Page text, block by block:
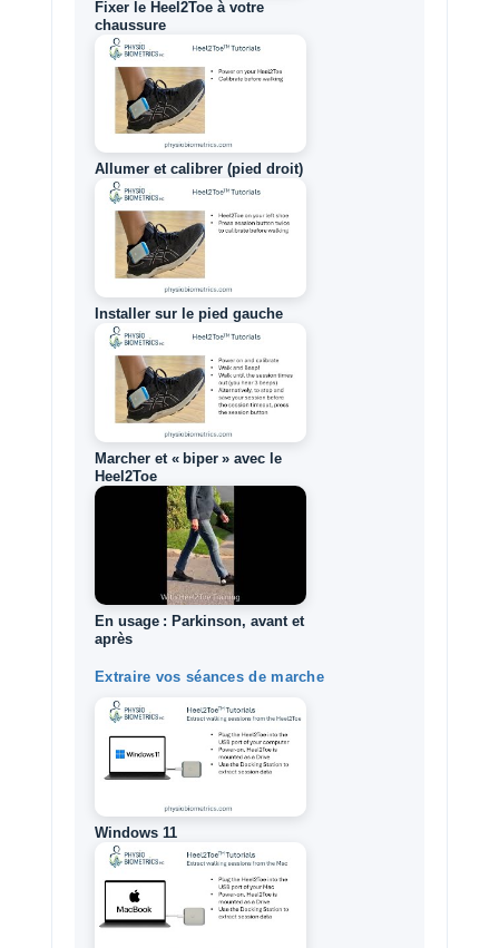
Fixer le Heel2Toe à votre
chaussure
Allumer et calibrer (pied droit)
Installer sur le pied gauche
Marcher et « biper » avec le
Heel2Toe
En usage : Parkinson, avant et
après
Extraire vos séances de marche
Windows 11